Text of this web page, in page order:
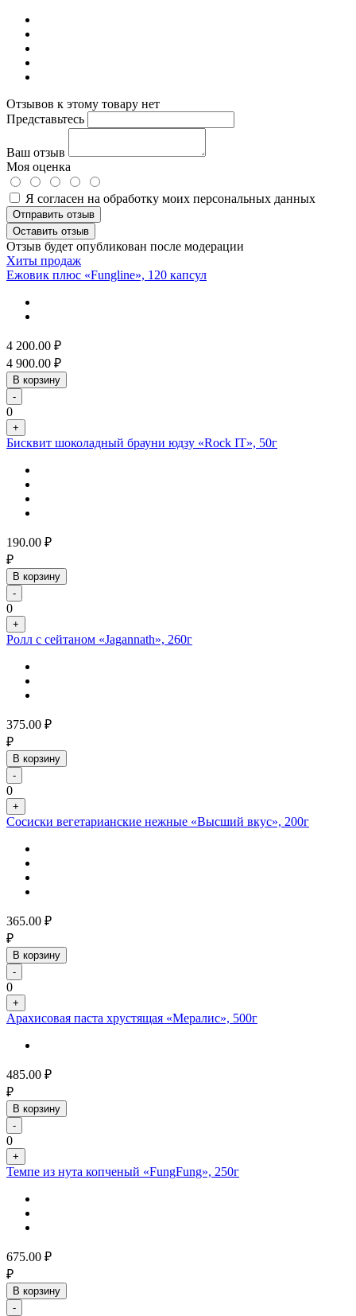
Отзывов к этому товару нет
Представьтесь
Ваш отзыв
Моя оценка
Я согласен на обработку моих персональных данных
Отправить отзыв
Оставить отзыв
Отзыв будет опубликован после модерации
Хиты продаж
Ежовик плюс «Fungline», 120 капсул
4 200.00 ₽
4 900.00 ₽
В корзину
-
0
+
Бисквит шоколадный брауни юдзу «Rock IT», 50г
190.00 ₽
₽
В корзину
-
0
+
Ролл с сейтаном «Jagannath», 260г
375.00 ₽
₽
В корзину
-
0
+
Сосиски вегетарианские нежные «Высший вкус», 200г
365.00 ₽
₽
В корзину
-
0
+
Арахисовая паста хрустящая «Мералис», 500г
485.00 ₽
₽
В корзину
-
0
+
Темпе из нута копченый «FungFung», 250г
675.00 ₽
₽
В корзину
-